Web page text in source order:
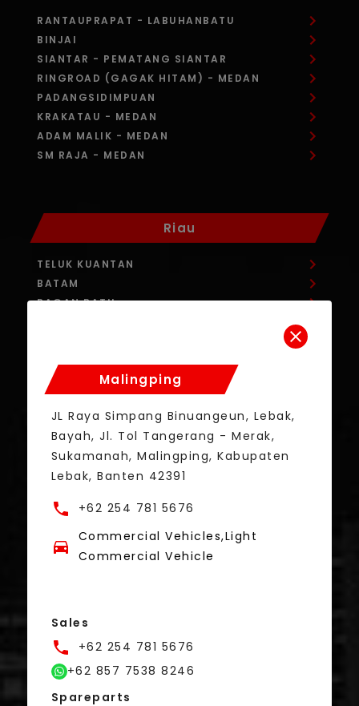
Malingping
JL Raya Simpang Binuangeun, Lebak,
Bayah, Jl. Tol Tangerang - Merak,
Sukamanah, Malingping, Kabupaten
Lebak, Banten 42391
+62 254 781 5676
Commercial Vehicles,Light
Commercial Vehicle
Sales
+62 254 781 5676
+62 857 7538 8246
Spareparts
RANTAUPRAPAT - LABUHANBATU
BINJAI
SIANTAR - PEMATANG SIANTAR
RINGROAD (GAGAK HITAM) - MEDAN
PADANGSIDIMPUAN
KRAKATAU - MEDAN
ADAM MALIK - MEDAN
SM RAJA - MEDAN
Riau
TELUK KUANTAN
BATAM
BAGAN BATU
Sumatera Barat
NIAGA
- PADANG
BYPASS- PADANG
BATUSANGKAR ( BENGKEL )
MUARA BUNGO
SUNGAI PENUH
SAROLANGUN